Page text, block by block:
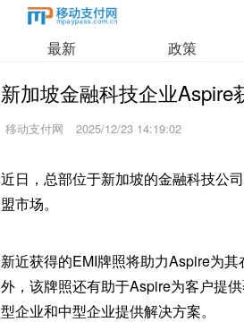
最新 政策
新加坡金融科技企业
移动支付网 2025/12/23 14:19:02
近日，总部位于新加坡的金融科技公
盟市场。
新近获得的EMI牌照将助力Aspire为
外，该牌照还有助于Aspire为客户提
型企业和中型企业提供解决方案。